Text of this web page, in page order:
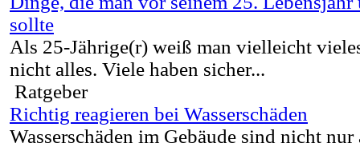
sollte
Als 25-Jährige(r) weiß man vielleicht
nicht alles. Viele haben sicher...
Ratgeber
Richtig reagieren bei Wasserschäden
Wasserschäden im Gebäude sind nicht